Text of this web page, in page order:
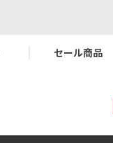
セール商品